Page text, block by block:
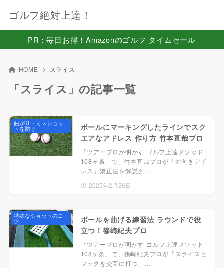
ゴルフ絶対上達！
PR：毎日お得！Amazonのゴルフ タイムセール
HOME スライス
「スライス」の記事一覧
ボールにマーキングしたラインでスク
エアなアドレス 作り方 竹本直哉プロ
「ツアープロが明かす ゴルフ上達メソッド
108ヶ条」で、竹本直哉プロが「右向きアド
レス」矯正法を解説さ…
2025年2月26日
曲がり・ミスショッ
トを防ぐ
ボールを曲げる練習法 ラウンドで役
立つ！篠崎紀夫プロ
「ツアープロが明かす ゴルフ上達メソッド
108ヶ条」で、篠崎紀夫プロが「スライスと
フックを交互に打つ」…
特殊なショットのコ
ツ